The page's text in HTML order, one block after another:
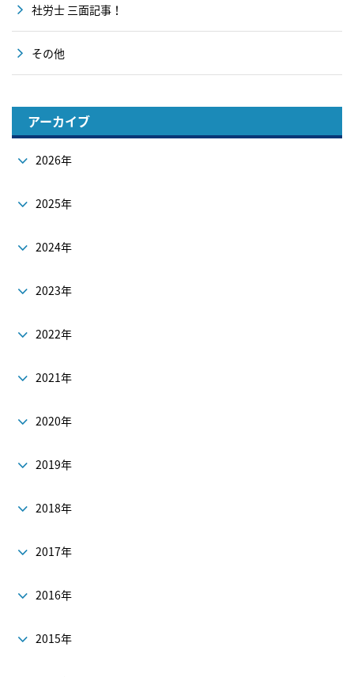
社労士 三面記事！
その他
アーカイブ
2026年
2025年
2024年
2023年
2022年
2021年
2020年
2019年
2018年
2017年
2016年
2015年